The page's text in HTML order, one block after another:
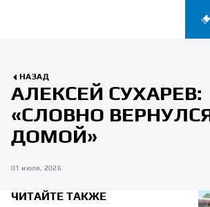
НАЗАД
АЛЕКСЕЙ СУХАРЕВ:
«СЛОВНО
ДОМОЙ»
01 июля, 2026
ЧИТАЙТЕ ТАКЖЕ